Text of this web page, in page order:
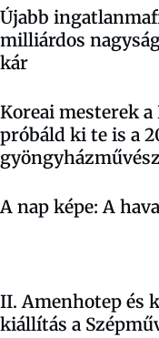
Újabb
milliárdos
kár
Koreai mesterek a
próbáld ki te is a
A nap képe: A
II. Amenhotep és
kiállítás a